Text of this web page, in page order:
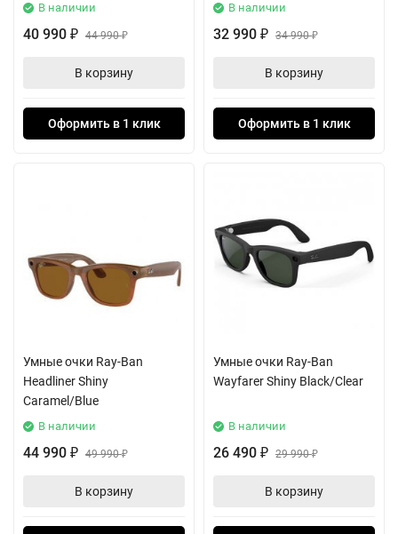
В наличии
40 990 ₽ 44 990₽
В корзину
Оформить в 1 клик
В наличии
32 990 ₽ 34 990₽
В корзину
Оформить в 1 клик
Умные очки Ray-Ban
Headliner Shiny
Caramel/Blue
В наличии
44 990 ₽ 49 990₽
В корзину
Умные очки Ray-Ban
Wayfarer Shiny Black/Clear
В наличии
26 490 ₽ 29 990₽
В корзину